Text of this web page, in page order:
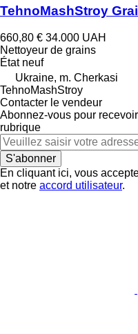
TehnoMashStroy
660,80 € 34.000 UAH
Nettoyeur de grains
Étatneuf
Ukraine, m. Cherkasi
TehnoMashStroy
Contacter le vendeur
Abonnez-vous pour
rubrique
S'abonner
En cliquant ici, vous
et notre accord utilisateur.